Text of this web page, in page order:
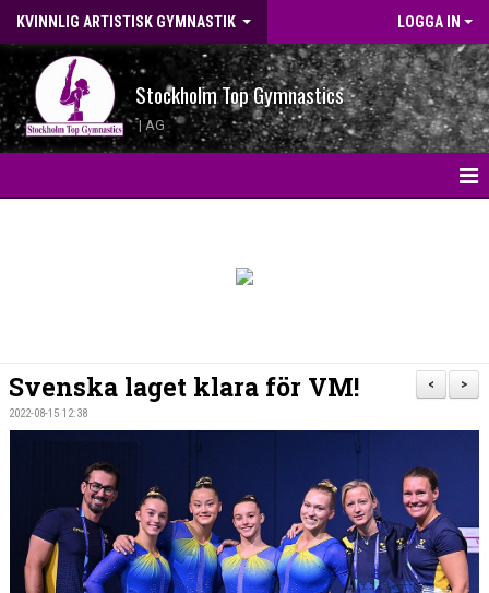
KVINNLIG ARTISTISK GYMNASTIK LOGGA IN
Stockholm Top Gymnastics
| AG
WEBBSHOP
>
<
Svenska laget klara för VM!
2022-08-15 12:38